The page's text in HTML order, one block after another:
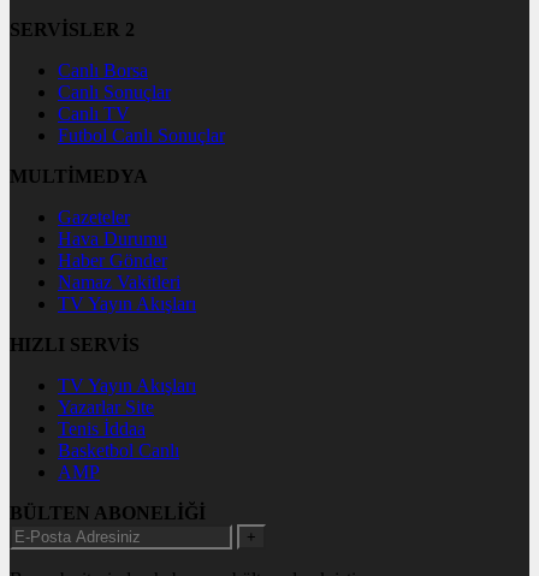
SERVİSLER 2
Canlı Borsa
Canlı Sonuçlar
Canlı TV
Futbol Canlı Sonuçlar
MULTİMEDYA
Gazeteler
Hava Durumu
Haber Gönder
Namaz Vakitleri
TV Yayın Akışları
HIZLI SERVİS
TV Yayın Akışları
Yazarlar Site
Tenis İddaa
Basketbol Canlı
AMP
BÜLTEN ABONELİĞİ
+